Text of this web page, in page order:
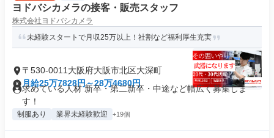
ヨドバシカメラの接客・販売スタッフ
株式会社ヨドバシカメラ
未経験スタートで月収25万以上！社割など福利厚生充実
〒530-0011大阪府大阪市北区大深町
月給25万7828円～28万4680円
求めている人材 新卒・第二新卒・中途など幅広く募集しま
す！
制服あり 業界未経験歓迎 +19個